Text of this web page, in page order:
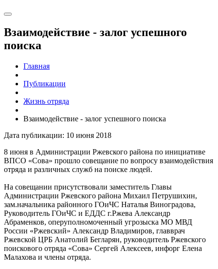
Взаимодействие - залог успешного
поиска
Главная
Публикации
Жизнь отряда
Взаимодействие - залог успешного поиска
Дата публикации: 10 июня 2018
8 июня в Администрации Ржевского района по инициативе
ВПСО «Сова» прошло совещание по вопросу взаимодействия
отряда и различных служб на поиске людей.
На совещании присутствовали заместитель Главы
Администрации Ржевского района Михаил Петрушихин,
зам.начальника районного ГОиЧС Наталья Виноградова,
Руководитель ГОиЧС и ЕДДС г.Ржева Александр
Абраменков, оперуполномоченный угрозыска МО МВД
России «Ржевский» Александр Владимиров, главврач
Ржевской ЦРБ Анатолий Бегларян, руководитель Ржевского
поискового отряда «Сова» Сергей Алексеев, инфорг Елена
Малахова и члены отряда.